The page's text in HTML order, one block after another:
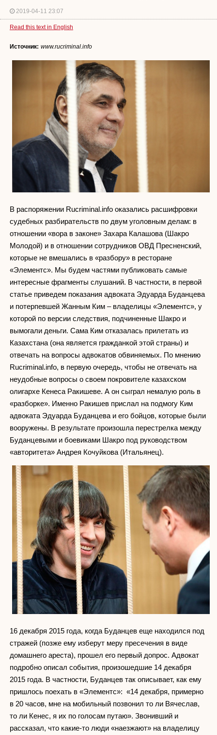
2019-04-11 23:07
Read this text in English
Источник: www.rucriminal.info
В распоряжении Rucriminal.info оказались расшифровки
судебных разбирательств по двум уголовным делам: в
отношении «вора в законе» Захара Калашова (Шакро
Молодой) и в отношении сотрудников ОВД Пресненский,
которые не вмешались в «разбору» в ресторане
«Элементс». Мы будем частями публиковать самые
интересные фрагменты слушаний. В частности, в первой
статье приведем показания адвоката Эдуарда Буданцева
и потерпевшей Жанным Ким – владелицы «Элементс», у
которой по версии следствия, подчиненные Шакро и
вымогали деньги. Сама Ким отказалась прилетать из
Казахстана (она является гражданкой этой страны) и
отвечать на вопросы адвокатов обвиняемых. По мнению
Rucriminal.info, в первую очередь, чтобы не отвечать на
неудобные вопросы о своем покровителе казахском
олигархе Кенеса Ракишеве. А он сыграл немалую роль в
«разборке». Именно Ракишев прислал на подмогу Ким
адвоката Эдуарда Буданцева и его бойцов, которые были
вооружены. В результате произошла перестрелка между
Буданцевыми и боевиками Шакро под руководством
«авторитета» Андрея Кочуйкова (Итальянец).
16 декабря 2015 года, когда Буданцев еще находился под
стражей (позже ему изберут меру пресечения в виде
домашнего ареста), прошел его первый допрос. Адвокат
подробно описал события, произошедшие 14 декабря
2015 года. В частности, Буданцев так описывает, как ему
пришлось поехать в «Элементс»: «14 декабря, примерно
в 20 часов, мне на мобильный позвонил то ли Вячеслав,
то ли Кенес, я их по голосам путаю». Звонивший и
рассказал, что какие-то люди «наезжают» на владелицу